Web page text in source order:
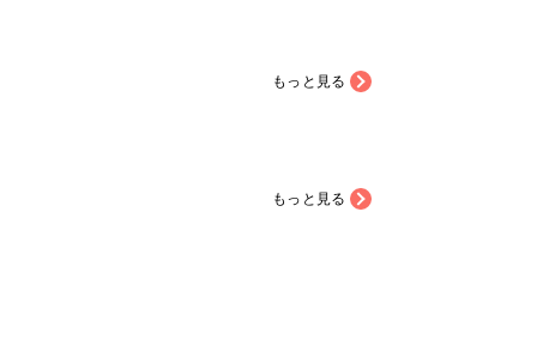
もっと見る
もっと見る